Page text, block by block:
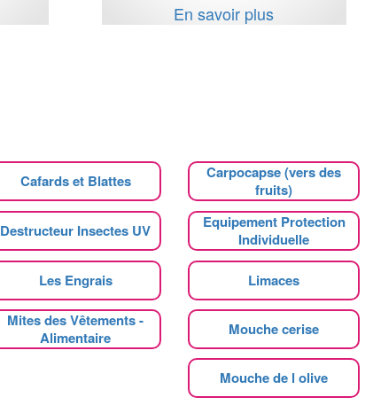
En savoir plus
Cafards et Blattes
Carpocapse (vers des
fruits)
Destructeur Insectes UV
Equipement Protection
Individuelle
Les Engrais Limaces
Mites des Vêtements -
Alimentaire
Mouche cerise
Mouche de l olive